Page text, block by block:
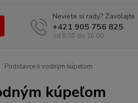
Neviete si rady? Zavolajte.
+421 905 756 825
od 8:00 do 16:00
Podstavce k vodným kúpeľom
kúpeľom